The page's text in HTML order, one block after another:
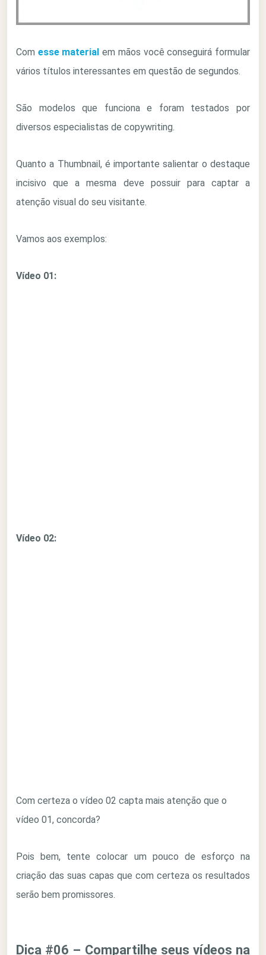
Com esse material em mãos você conseguirá formular
vários títulos interessantes em questão de segundos.
São modelos que funciona e foram testados por
diversos especialistas de copywriting.
Quanto a Thumbnail, é importante salientar o destaque
incisivo que a mesma deve possuir para captar a
atenção visual do seu visitante.
Vamos aos exemplos:
Vídeo 01:
Vídeo 02:
Com certeza o vídeo 02 capta mais atenção que o
vídeo 01, concorda?
Pois bem, tente colocar um pouco de esforço na
criação das suas capas que com certeza os resultados
serão bem promissores.
Dica #06 – Compartilhe seus vídeos na